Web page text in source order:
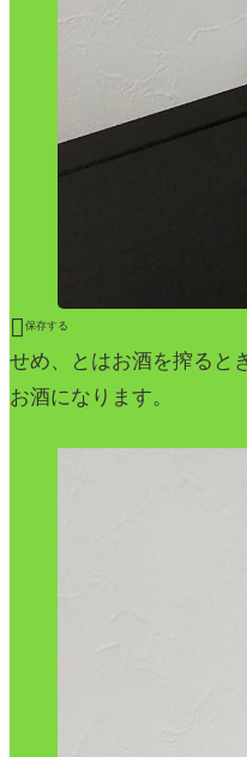
 保存する
せめ、とはお酒を搾ると
お酒になります。